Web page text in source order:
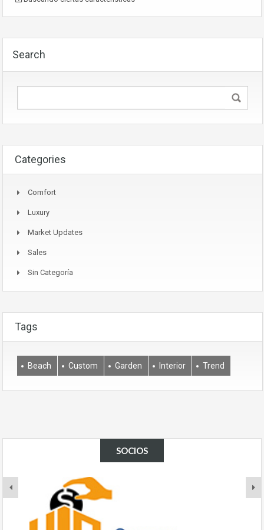
Search
Categories
Comfort
Luxury
Market Updates
Sales
Sin Categoría
Tags
Beach Custom Garden Interior Trend
SOCIOS